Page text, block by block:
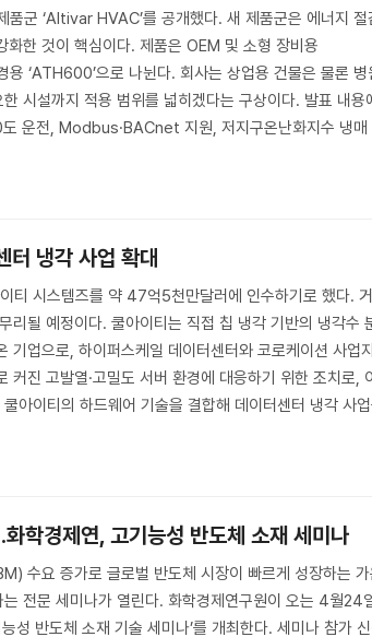
군 ‘Altivar HVAC’를 공개했다. 새 제품군은 에너지 절
한 것이 핵심이다. 제품은 OEM 및 소형 장비용
용 ‘ATH600’으로 나뉜다. 회사는 상업용 건물은 물론 병
시설까지 적용 범위를 넓히겠다는 구상이다. 발표 내용
운전, Modbus·BACnet 지원, 저지구온난화지수 냉매
터 냉각 사업 확대
티 시스템즈를 약 47억5천만달러에 인수하기로 했다.
될 예정이다. 쿨아이티는 직접 칩 냉각 기반의 냉각수
기업으로, 하이퍼스케일 데이터센터와 코로케이션 사업
커진 고발열·고밀도 서버 환경에 대응하기 위한 조치로,
아이티의 하드웨어 기술을 결합해 데이터센터 냉각 사
학경제연, 고기능성 반도체 소재 세미나
수요 증가로 글로벌 반도체 시장이 빠르게 성장하는
전문 세미나가 열린다. 화학경제연구원이 오는 4월24
성 반도체 소재 기술 세미나’를 개최한다. 세미나 참가